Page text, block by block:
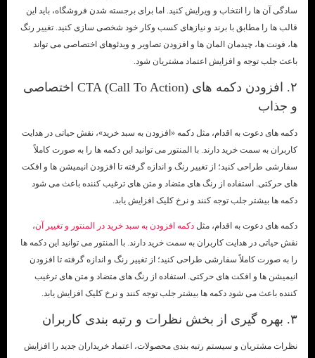
سادگی آن ها را انتخاب و ویرایش کنید. اما برای برجسته شدن فروشگاه، باید این
قالب ها را مطابق با برند و نیازهای کسب وکار خود شخصی سازی کنید. تغییر رنگ
ها، فونت ها، چیدمان المان ها و افزودن تصاویر و ویدئوهای اختصاصی می تواند
باعث جلب توجه و افزایش اعتماد مشتریان شود.
۲. افزودن دکمه های CTA (Call To Action) اختصاصی
و جذاب
دکمه های دعوت به اقدام، مثل دکمه «افزودن به سبد خرید»، نقش حیاتی در هدایت
کاربران به سمت خرید دارند. با المنتور می توانید این دکمه ها را به صورت کاملاً
سفارشی طراحی کنید؛ از تغییر رنگ و اندازه گرفته تا افزودن انیمیشن ها و افکت
های حرکتی. استفاده از رنگ های متضاد و متن های ترغیب کننده باعث می شود
دکمه ها بیشتر جلب توجه کنند و نرخ کلیک افزایش یابد.
دکمه های دعوت به اقدام، مثلدکمه افزودن به سبد خرید در المنتور و تغییر آن
نقش حیاتی در هدایت کاربران به سمت خرید دارند. با المنتور می توانید این دکمه ها
را به صورت کاملاً سفارشی طراحی کنید؛ از تغییر رنگ و اندازه گرفته تا افزودن
انیمیشن ها و افکت های حرکتی. استفاده از رنگ های متضاد و متن های ترغیب
کننده باعث می شود دکمه ها بیشتر جلب توجه کنند و نرخ کلیک افزایش یابد.
نظرات مشتریان و سیستم رتبه بندی محصولات، اعتماد خریداران جدید را افزایش